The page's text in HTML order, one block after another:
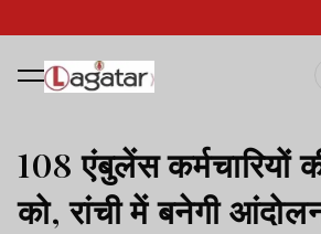
108 एंबुलेंस कर्मचारियों
को, रांची में बनेगी